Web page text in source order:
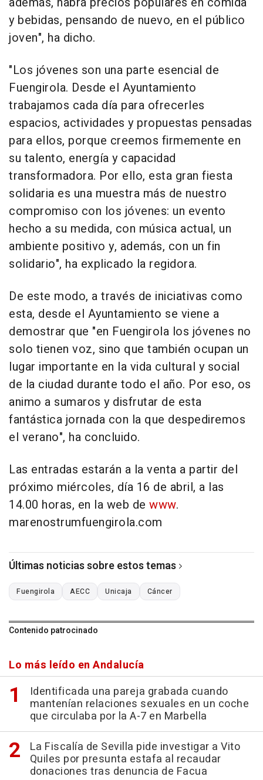
y bebidas, pensando de nuevo, en el público
joven", ha dicho.
"Los jóvenes son una parte esencial de
Fuengirola. Desde el Ayuntamiento
trabajamos cada día para ofrecerles
espacios, actividades y propuestas pensadas
para ellos, porque creemos firmemente en
su talento, energía y capacidad
transformadora. Por ello, esta gran fiesta
solidaria es una muestra más de nuestro
compromiso con los jóvenes: un evento
hecho a su medida, con música actual, un
ambiente positivo y, además, con un fin
solidario", ha explicado la regidora.
De este modo, a través de iniciativas como
esta, desde el Ayuntamiento se viene a
demostrar que "en Fuengirola los jóvenes no
solo tienen voz, sino que también ocupan un
lugar importante en la vida cultural y social
de la ciudad durante todo el año. Por eso, os
animo a sumaros y disfrutar de esta
fantástica jornada con la que despediremos
el verano", ha concluido.
Las entradas estarán a la venta a partir del
próximo miércoles, día 16 de abril, a las
14.00 horas, en la web de www.
marenostrumfuengirola.com
Últimas noticias sobre estos temas
Fuengirola AECC Unicaja Cáncer
Contenido patrocinado
Lo más leído en Andalucía
Identificada una pareja grabada cuando
mantenían relaciones sexuales en un coche
que circulaba por la A-7 en Marbella
La Fiscalía de Sevilla pide investigar a Vito
Quiles por presunta estafa al recaudar
donaciones tras denuncia de Facua